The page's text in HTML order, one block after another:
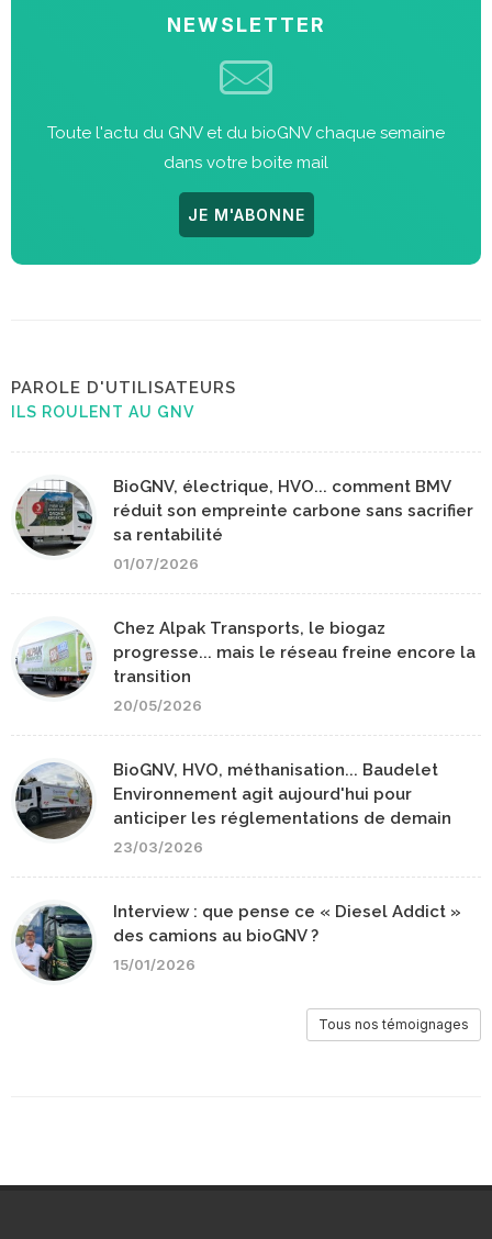
NEWSLETTER
Toute l'actu du GNV et du bioGNV chaque semaine
dans votre boite mail
JE M'ABONNE
PAROLE D'UTILISATEURS
ILS ROULENT AU GNV
BioGNV, électrique, HVO... comment BMV
réduit son empreinte carbone sans sacrifier
sa rentabilité
01/07/2026
Chez Alpak Transports, le biogaz
progresse... mais le réseau freine encore la
transition
20/05/2026
BioGNV, HVO, méthanisation... Baudelet
Environnement agit aujourd'hui pour
anticiper les réglementations de demain
23/03/2026
Interview : que pense ce « Diesel Addict »
des camions au bioGNV ?
15/01/2026
Tous nos témoignages